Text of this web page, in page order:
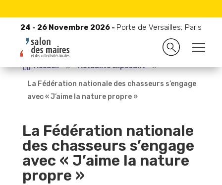
24 - 26 Novembre 2026 - Porte de Versailles, Paris
24 - 26 Novembre 2026 - Porte de Versailles, Paris
 Accueil 9 Actualité exposant 9
La Fédération nationale des chasseurs s’engage
avec « J’aime la nature propre »
La Fédération nationale
des chasseurs s’engage
avec « J’aime la nature
propre »